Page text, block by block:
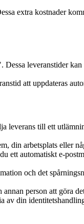
extra kostnader
leveranstider
att uppdateras
leverans till ett
din arbetsplats eller
ett automatiskt e-
och det
person att göra
av din